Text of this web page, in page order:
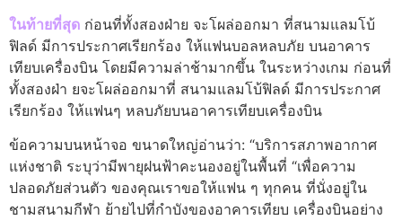
ในท้ายที่สุด ก่อนที่ทั้งสองฝ่าย จะโผล่ออกมา ที่สนามแลมโบ้
ฟิลด์ มีการประกาศเรียกร้อง ให้แฟนบอลหลบภัย บนอาคาร
เทียบเครื่องบิน โดยมีความล่าช้ามากขึ้น ในระหว่างเกม ก่อนที่
ทั้งสองฝ่า ยจะโผล่ออกมาที่ สนามแลมโบ้ฟิลด์ มีการประกาศ
เรียกร้อง ให้แฟนๆ หลบภัยบนอาคารเทียบเครื่องบิน
ข้อความบนหน้าจอ ขนาดใหญ่อ่านว่า: “บริการสภาพอากาศ
แห่งชาติ ระบุว่ามีพายุฝนฟ้าคะนองอยู่ในพื้นที่ “เพื่อความ
ปลอดภัยส่วนตัว ของคุณเราขอให้แฟน ๆ ทุกคน ที่นั่งอยู่ใน
ชามสนามกีฬา ย้ายไปที่กําบังของอาคารเทียบ เครื่องบินอย่าง